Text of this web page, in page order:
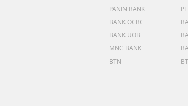
PANIN BANK
BANK OCBC
BANK UOB
MNC BANK
BTN